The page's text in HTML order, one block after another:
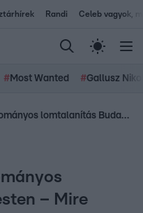
Randi Celeb vagyok,
# Most Wanted #Gallusz
Megszűnhet a hagyományos lomtalanítás Budapesten – Mire számíthatnak a lakosok?
– Mire